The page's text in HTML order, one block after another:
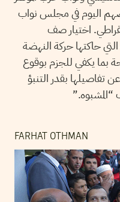
اليوم في مجلس نواب
اختيار صف
حاكتها حركة النهضة
يكفي للجزم بوقوع
تفاصيلها بقدر التنبؤ
“المشبوه.”
FARHAT OTHMAN